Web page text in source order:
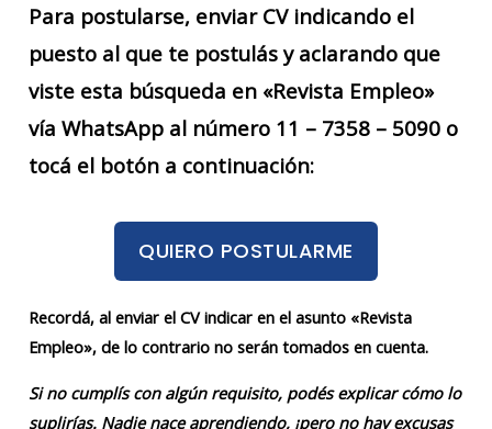
Para postularse, enviar CV indicando el
puesto al que te postulás y aclarando que
viste esta búsqueda en «Revista Empleo»
vía WhatsApp al número 11 – 7358 – 5090 o
tocá el botón a continuación:
QUIERO POSTULARME
Recordá, al enviar el CV indicar en el asunto «Revista
Empleo», de lo contrario no serán tomados en cuenta.
Si no cumplís con algún requisito, podés explicar cómo lo
suplirías. Nadie nace aprendiendo, ¡pero no hay excusas